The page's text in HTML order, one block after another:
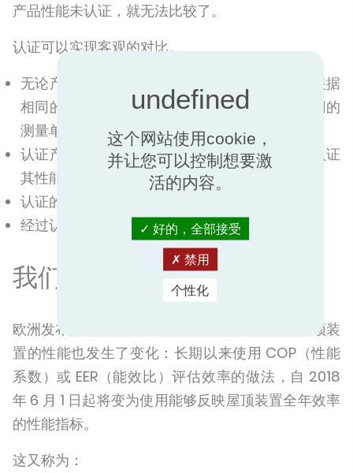
产品性能未认证，就无法比较了。
认证可以实现客观的对比。
无论产品是在哪个国家制造或销售的，只要是根据
相同的标准来评估产品性能，结果就会使用相同的
测量单位。
认证产品会由公正、独立且有资质的认证机构认证
其性能。
认证的产品是符合标准的。
经过认证的产品将根据制造商声明的规格运行。
我们认证的性能
欧洲发布鼓励销售高性能取暖设备的规定后，屋顶装
置的性能也发生了变化：长期以来使用 COP（性能
系数）或 EER（能效比）评估效率的做法，自 2018
年 6 月 1 日起将变为使用能够反映屋顶装置全年效率
的性能指标。
这又称为：
这个网站使用cookie，
并让您可以控制想要激
活的内容。
好的，全部接受
禁用
个性化